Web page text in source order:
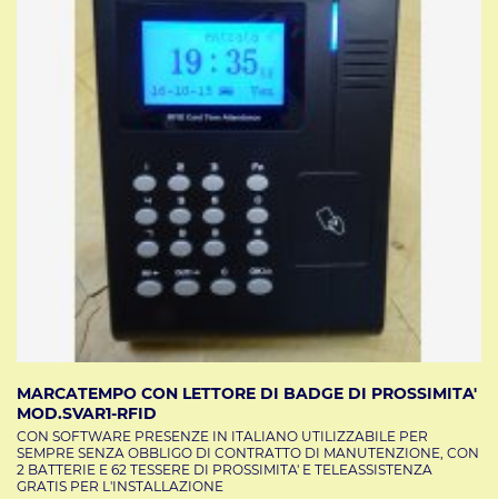
MARCATEMPO CON LETTORE DI BADGE DI PROSSIMITA'
MOD.SVAR1-RFID
CON SOFTWARE PRESENZE IN ITALIANO UTILIZZABILE PER
SEMPRE SENZA OBBLIGO DI CONTRATTO DI MANUTENZIONE, CON
2 BATTERIE E 62 TESSERE DI PROSSIMITA' E TELEASSISTENZA
GRATIS PER L'INSTALLAZIONE